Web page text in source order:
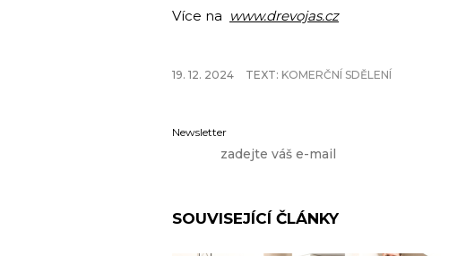
Více na www.drevojas.cz
19. 12. 2024 TEXT: KOMERČNÍ SDĚLENÍ
Newsletter
SOUVISEJÍCÍ ČLÁNKY